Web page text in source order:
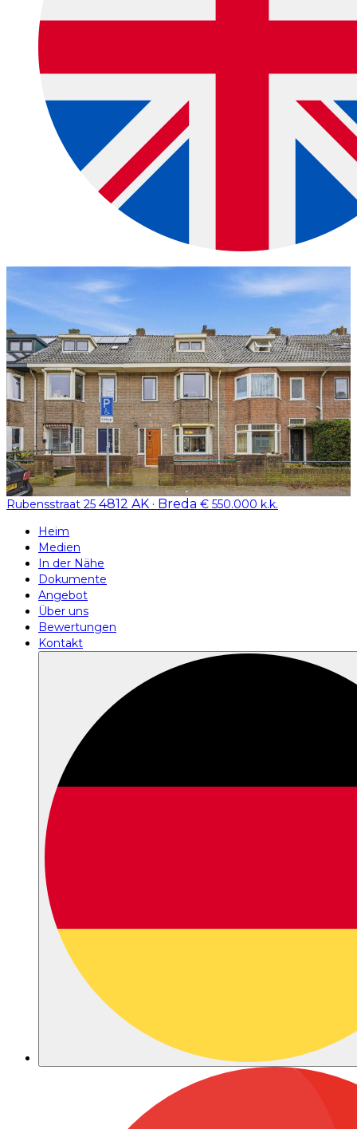
Rubensstraat 25 4812 AK · Breda € 550.000 k.k.
Heim
Medien
In der Nähe
Dokumente
Angebot
Über uns
Bewertungen
Kontakt